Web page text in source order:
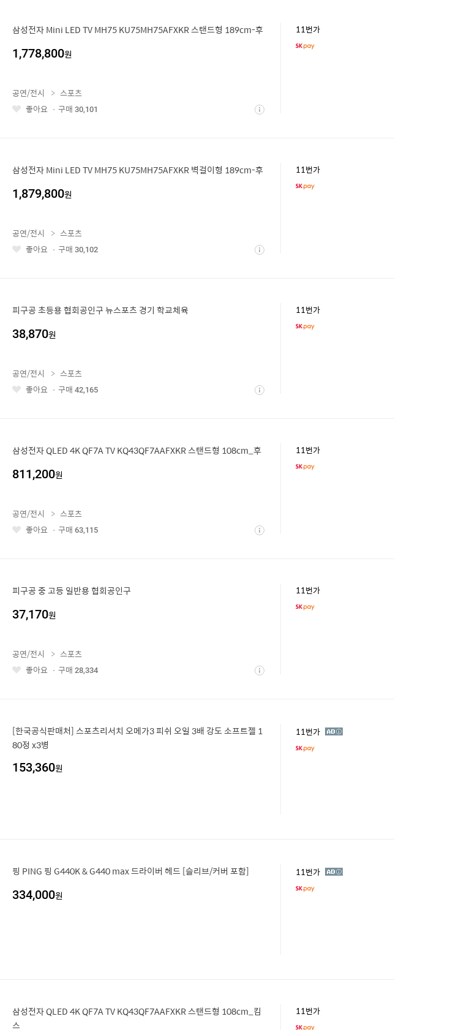
삼성전자 Mini LED TV MH75 KU75MH75AFXKR 스탠드형 189cm-후
1,778,800원
11번가
좋 상
공연/전시
스포츠
좋아요
구매 30,101
삼성전자 Mini LED TV MH75 KU75MH75AFXKR 벽걸이형 189cm-후
1,879,800원
11번가
좋 상
공연/전시
스포츠
좋아요
구매 30,102
피구공 초등용 협회공인구 뉴스포츠 경기 학교체육
38,870원
11번가
좋 상
공연/전시
스포츠
좋아요
구매 42,165
삼성전자 QLED 4K QF7A TV KQ43QF7AAFXKR 스탠드형 108cm_후
811,200원
11번가
좋 상
공연/전시
스포츠
좋아요
구매 63,115
피구공 중 고등 일반용 협회공인구
37,170원
11번가
좋 상
공연/전시
스포츠
좋아요
구매 28,334
[한국공식판매처] 스포츠리서치 오메가3 피쉬 오일 3배 강도 소프트젤 1
80정 x3병
153,360원
11번가 광
핑 PING 핑 G440K & G440 max 드라이버 헤드 [슬리브/커버 포함]
334,000원
11번가 광
삼성전자 QLED 4K QF7A TV KQ43QF7AAFXKR 스탠드형 108cm_킴
스
11번가